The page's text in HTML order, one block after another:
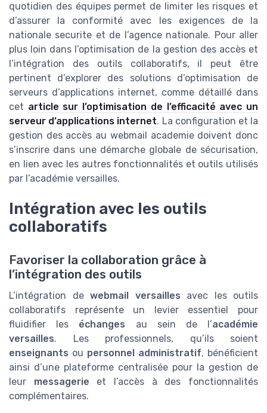
quotidien des équipes permet de limiter les risques et
d’assurer la conformité avec les exigences de la
nationale securite et de l’agence nationale. Pour aller
plus loin dans l’optimisation de la gestion des accès et
l’intégration des outils collaboratifs, il peut être
pertinent d’explorer des solutions d’optimisation de
serveurs d’applications internet, comme détaillé dans
cet article sur l’optimisation de l’efficacité avec un
serveur d’applications internet. La configuration et la
gestion des accès au webmail academie doivent donc
s’inscrire dans une démarche globale de sécurisation,
en lien avec les autres fonctionnalités et outils utilisés
par l’académie versailles.
Intégration avec les outils
collaboratifs
Favoriser la collaboration grâce à
l’intégration des outils
L’intégration de webmail versailles avec les outils
collaboratifs représente un levier essentiel pour
fluidifier les échanges au sein de l’académie
versailles. Les professionnels, qu’ils soient
enseignants ou personnel administratif, bénéficient
ainsi d’une plateforme centralisée pour la gestion de
leur messagerie et l’accès à des fonctionnalités
complémentaires.